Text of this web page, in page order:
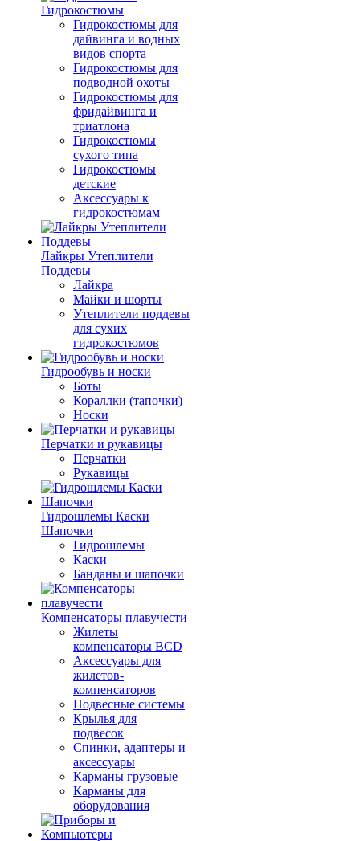
Гидрокостюмы
Гидрокостюмы для
дайвинга и водных
видов спорта
Гидрокостюмы для
подводной охоты
Гидрокостюмы для
фридайвинга и
триатлона
Гидрокостюмы
сухого типа
Гидрокостюмы
детские
Аксессуары к
гидрокостюмам
Лайкры Утеплители
Поддевы
Лайкра
Майки и шорты
Утеплители поддевы
для сухих
гидрокостюмов
Гидрообувь и носки
Боты
Кораллки (тапочки)
Носки
Перчатки и рукавицы
Перчатки
Рукавицы
Гидрошлемы Каски
Шапочки
Гидрошлемы
Каски
Банданы и шапочки
Компенсаторы плавучести
Жилеты
компенсаторы BCD
Аксессуары для
жилетов-
компенсаторов
Подвесные системы
Крылья для
подвесок
Спинки, адаптеры и
аксессуары
Карманы грузовые
Карманы для
оборудования